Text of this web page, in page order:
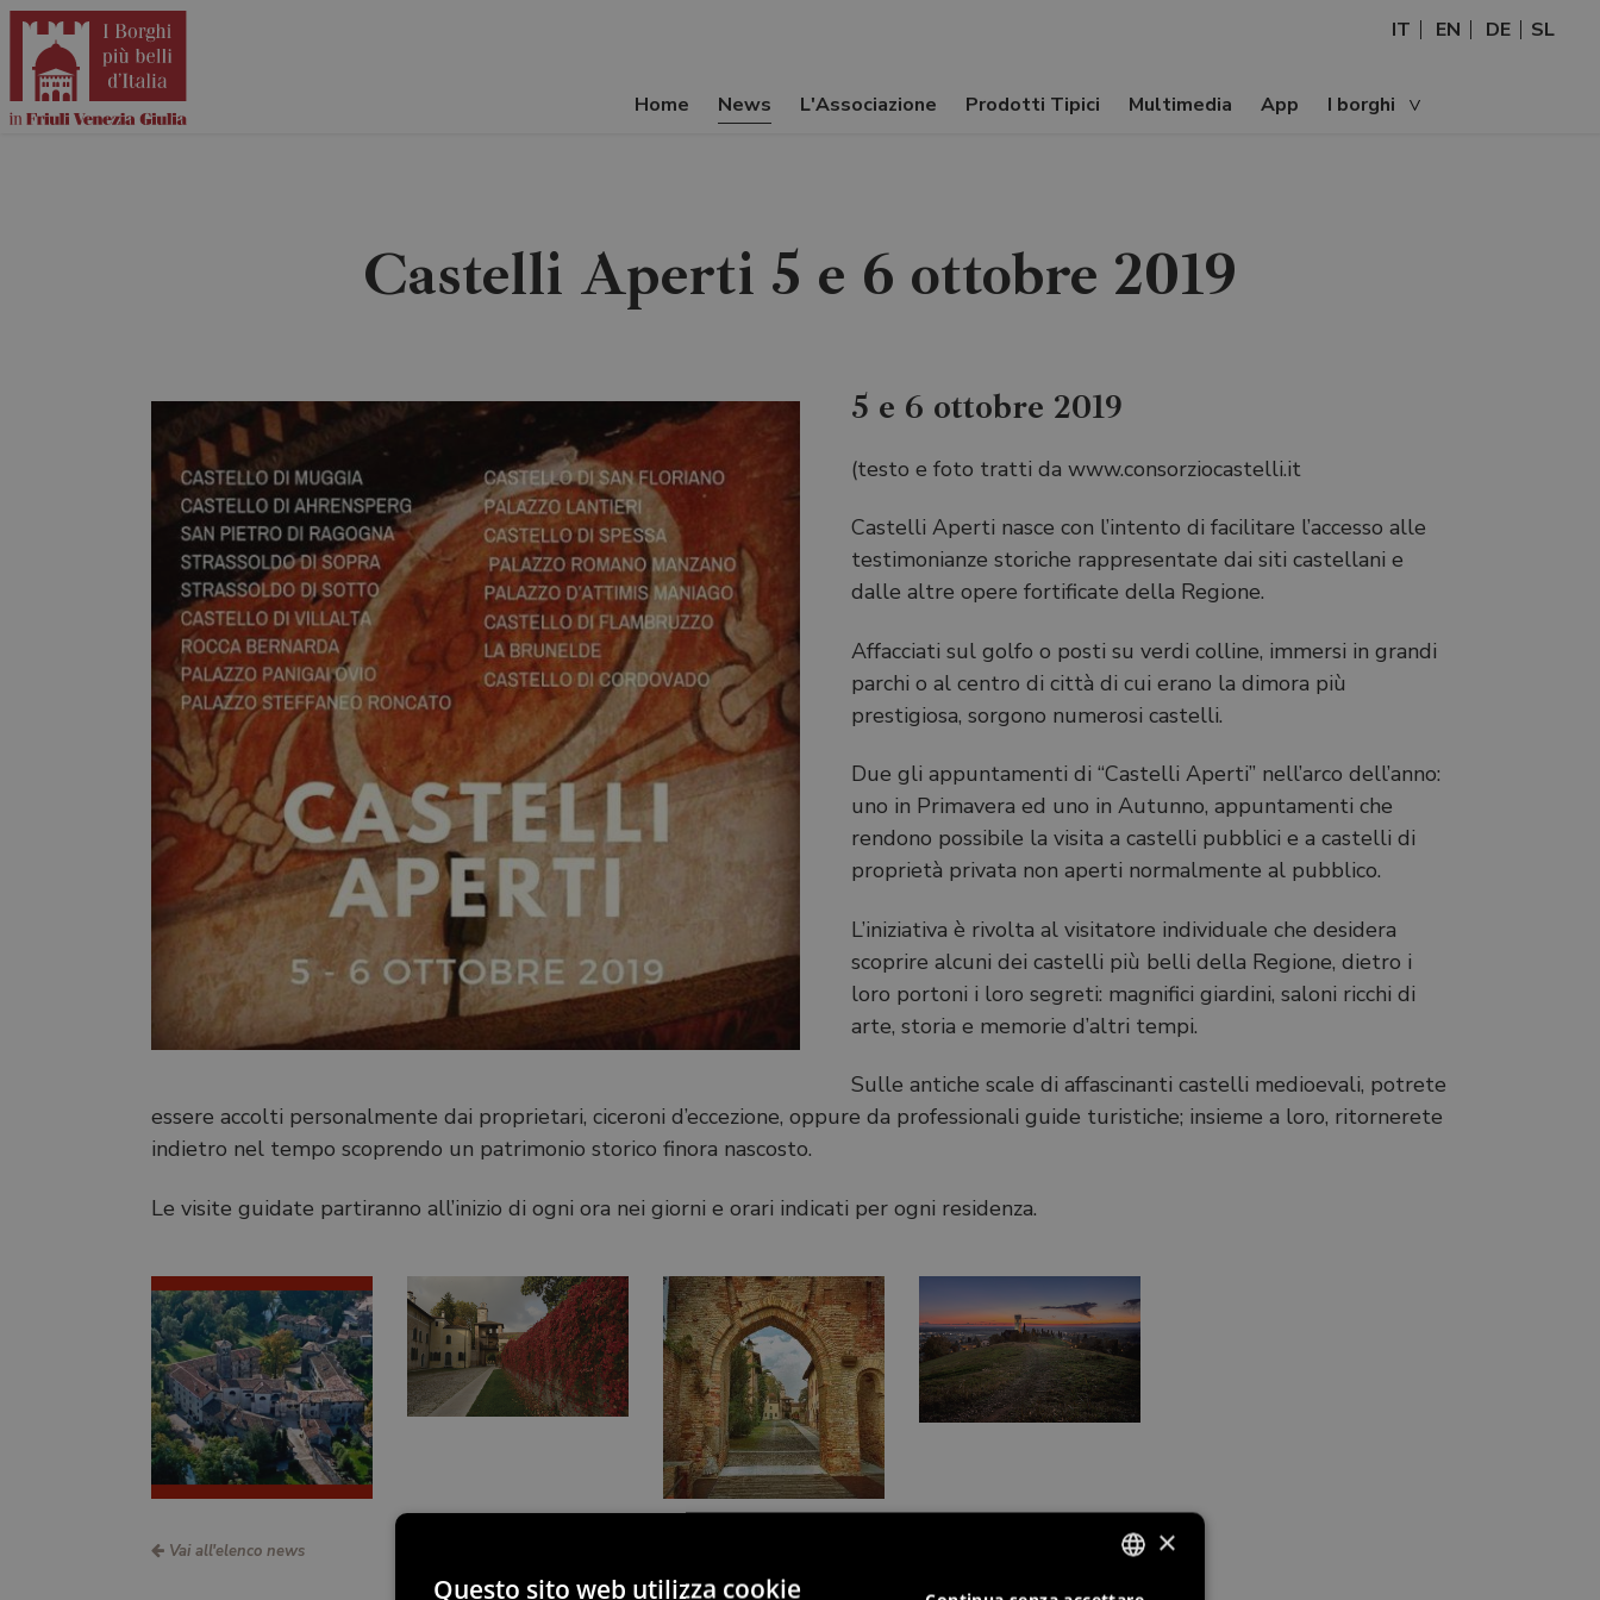
IT EN DE SL
Home News L'Associazione Prodotti Tipici Multimedia App I borghi
Castelli Aperti 5 e 6 ottobre 2019
5 e 6 ottobre 2019
(testo e foto tratti da www.consorziocastelli.it
Castelli Aperti nasce con l’intento di facilitare l’accesso alle
testimonianze storiche rappresentate dai siti castellani e
dalle altre opere fortificate della Regione.
Affacciati sul golfo o posti su verdi colline, immersi in grandi
parchi o al centro di città di cui erano la dimora più
prestigiosa, sorgono numerosi castelli.
Due gli appuntamenti di “Castelli Aperti” nell’arco dell’anno:
uno in Primavera ed uno in Autunno, appuntamenti che
rendono possibile la visita a castelli pubblici e a castelli di
proprietà privata non aperti normalmente al pubblico.
L’iniziativa è rivolta al visitatore individuale che desidera
scoprire alcuni dei castelli più belli della Regione, dietro i
loro portoni i loro segreti: magnifici giardini, saloni ricchi di
arte, storia e memorie d’altri tempi.
Sulle antiche scale di affascinanti castelli medioevali, potrete
essere accolti personalmente dai proprietari, ciceroni d’eccezione, oppure da professionali guide turistiche; insieme a loro, ritornerete
indietro nel tempo scoprendo un patrimonio storico finora nascosto.
Le visite guidate partiranno all’inizio di ogni ora nei giorni e orari indicati per ogni residenza.
Vai all'elenco news ×
Questo sito web utilizza cookie